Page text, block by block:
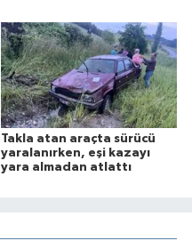
Takla atan araçta sürücü
yaralanırken, eşi kazayı
yara almadan atlattı